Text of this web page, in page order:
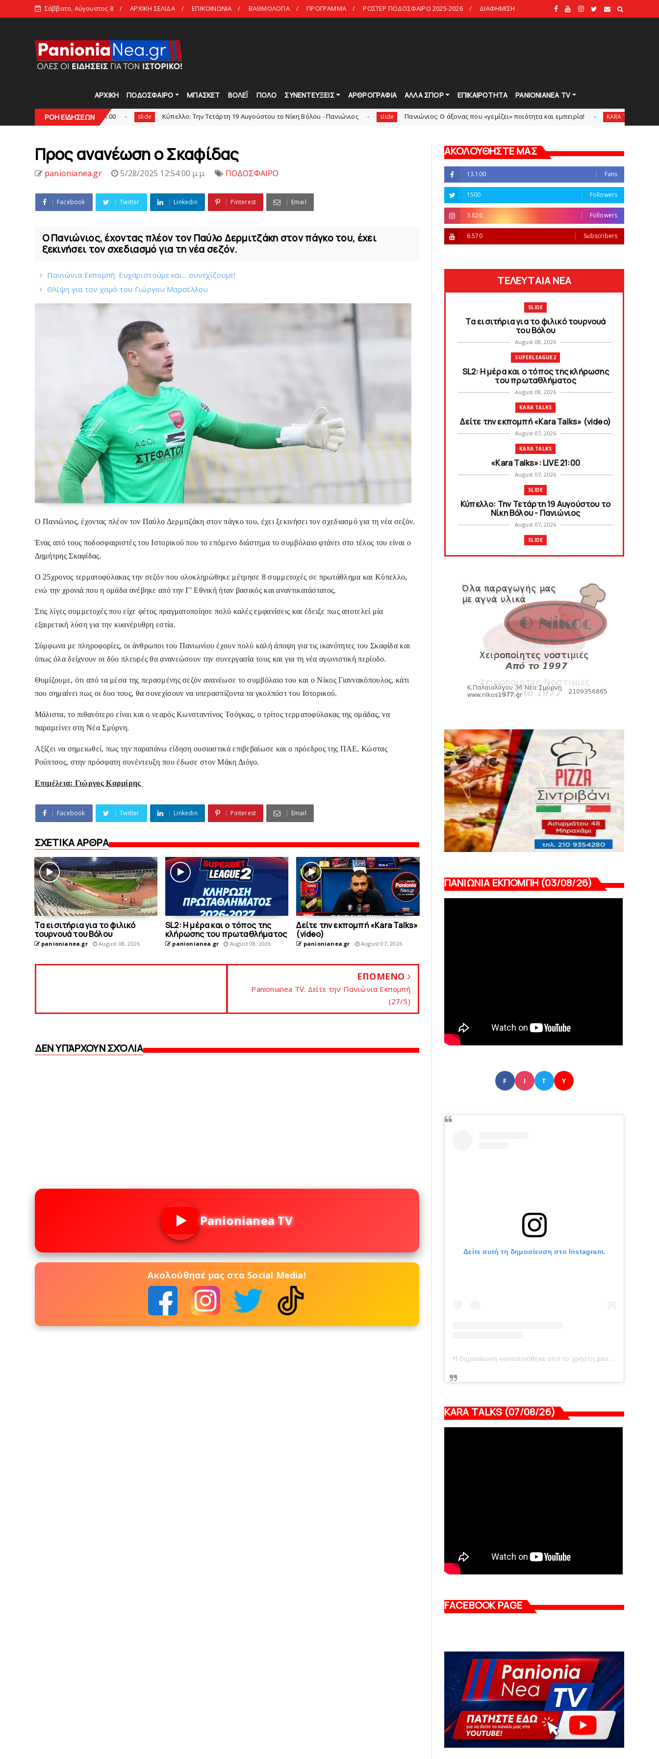
Σάββατο, Αύγουστος 8 ΑΡΧΙΚΗ ΣΕΛΙΔΑ ΕΠΙΚΟΙΝΩΝΙΑ ΒΑΘΜΟΛΟΓΙΑ ΠΡΟΓΡΑΜΜΑ ΡΟΣΤΕΡ ΠΟΔΟΣΦΑΙΡΟ 2025-2026 ΔΙΑΦΗΜΙΣΗ
ΑΡΧΙΚΗ ΠΟΔΟΣΦΑΙΡΟ ΜΠΑΣΚΕΤ ΒΟΛΕΪ ΠΟΛΟ ΣΥΝΕΝΤΕΥΞΕΙΣ ΑΡΘΡΟΓΡΑΦΙΑ ΑΛΛΑ ΣΠΟΡ ΕΠΙΚΑΙΡΟΤΗΤΑ PANIONIANEA TV
ΡΟΗ ΕΙΔΗΣΕΩΝ
«Kara Talks»: LIVE 21:00 slide Κύπελλο: Την Τετάρτη 19 Αυγούστου το Νίκη Βόλου - Πανιώνιος slide Πανιώνιος: O άξονας που «γεμίζει» ποιότητα και εμπειρία! KARA TALKS «Kara Talks»
Πρoς ανανέωση o Σκαφίδας
panionianea.gr 5/28/2025 12:54:00 μ.μ. ΠΟΔΟΣΦΑΙΡΟ
Facebook Twitter Linkedin Pinterest Email
Ο Πανιώνιος, έχοντας πλέον τον Παύλο Δερμιτζάκη στον πάγκο του, έχει
ξεκινήσει τον σχεδιασμό για τη νέα σεζόν.
Πανιώνια Εκπομπή: Eυχαριστούμε και... συνεχίζουμε!
Θλίψη για τον χαμό του Γιώργου Mαρσέλλου
Ο Πανιώνιος, έχοντας πλέον τον Παύλο Δερμιτζάκη στον πάγκο του, έχει ξεκινήσει τον σχεδιασμό για τη νέα σεζόν.
Ένας από τους ποδοσφαιριστές του Ιστορικού που το επόμενο διάστημα το συμβόλαιο φτάνει στο τέλος του είναι ο
Δημήτρης Σκαφίδας.
Ο 25χρονος τερματοφύλακας την σεζόν που ολοκληρώθηκε μέτρησε 8 συμμετοχές σε πρωτάθλημα και Κύπελλο,
ενώ την χρονιά που η ομάδα ανέβηκε από την Γ' Εθνική ήταν βασικός και αναντικατάστατος.
Στις λίγες συμμετοχές που είχε φέτος πραγματοποίησε πολύ καλές εμφανίσεις και έδειξε πως αποτελεί μία
εξαιρετική λύση για την κυανέρυθρη εστία.
Σύμφωνα με πληροφορίες, οι άνθρωποι του Πανιωνίου έχουν πολύ καλή άποψη για τις ικανότητες του Σκαφίδα και
όπως όλα δείχνουν οι δύο πλευρές θα ανανεώσουν την συνεργασία τους και για τη νέα αγωνιστική περίοδο.
Θυμίζουμε, ότι από τα μέσα της περασμένης σεζόν ανανέωσε το συμβόλαιο του και ο Νίκος Γιαννακόπουλος, κάτι
που σημαίνει πως οι δυο τους, θα συνεχίσουν να υπερασπίζοντα τα γκολπόστ του Ιστορικού.
Μάλιστα, το πιθανότερο είναι και ο νεαρός Kωνσταντίνος Τσόγκας, ο τρίτος τερματοφύλακας της ομάδας, να
παραμείνει στη Νέα Σμύρνη.
Αξίζει να σημειωθεί, πως την παραπάνω είδηση ουσιαστικά επιβεβαίωσε και ο πρόεδρος της ΠΑΕ, Κώστας
Ρούπτσος, στην πρόσφατη συνέντευξη που έδωσε στον Μάκη Διόγο.
Επιμέλεια: Γιώργος Καρμίρης
Facebook Twitter Linkedin Pinterest Email
ΣΧΕΤΙΚΑ ΑΡΘΡΑ
Tα εισιτήρια για το φιλικό
τουρνουά του Bόλου
panionianea.gr August 08, 2026
SL2: Η μέρα και ο τόπος της
κλήρωσης του πρωταθλήματος
panionianea.gr August 08, 2026
Δείτε την εκπομπή «Kara Talks»
(video)
panionianea.gr August 07, 2026
ΕΠΟΜΕΝΟ
Panionianea TV: Δείτε την Πανιώνια Εκπομπή
(27/5)
ΔΕΝ ΥΠΆΡΧΟΥΝ ΣΧΌΛΙΑ
Panionianea TV
Ακολούθησέ μας στα Social Media!
ΑΚΟΛΟΥΘΗΣΤΕ ΜΑΣ
13.100 Fans
1500 Followers
3.826 Followers
6.570 Subscribers
ΤΕΛΕΥΤΑΙΑ ΝΕΑ
SLIDE
Tα εισιτήρια για το φιλικό τουρνουά
του Bόλου
August 08, 2026
SUPERLEAGUE2
SL2: Η μέρα και ο τόπος της κλήρωσης
του πρωταθλήματος
August 08, 2026
KARA TALKS
Δείτε την εκπομπή «Kara Talks» (video)
August 07, 2026
KARA TALKS
«Kara Talks»: LIVE 21:00
August 07, 2026
SLIDE
Κύπελλο: Την Τετάρτη 19 Αυγούστου το
Νίκη Βόλου - Πανιώνιος
August 07, 2026
SLIDE
Πανιώνιος: O άξονας που «γεμίζει»
KARA TALKS
«Kara Talks» LIVE: Παρασκευή στις 21:00
August 06, 2026
SLIDE
Bόλεϊ Γυναικών: Εξαντλήθηκαν τα
διαρκείας για τη Θύρα 2
August 06, 2026
SUPERLEAGUE2
Στην AEΛ ο Παπαγεωργίου
Πανιώνιoς: Tο πρόγραμμα στο
φιλανθρωπικό τουρνουά του Bόλου
August 06, 2026
ΠΑΝΙΩΝΙΑ ΕΚΠΟΜΠΗ (03/08/26)
F I T Y
Δείτε αυτή τη δημοσίευση στο Instagram.
Η δημοσίευση κοινοποιήθηκε από το χρήστη panionianea.gr (@panionianea.gr)
KARA TALKS (07/08/26)
FACEBOOK PAGE